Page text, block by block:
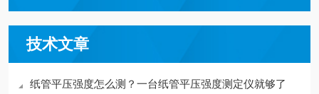
技术文章
纸管平压强度怎么测？一台纸管平压强度测定仪就够了